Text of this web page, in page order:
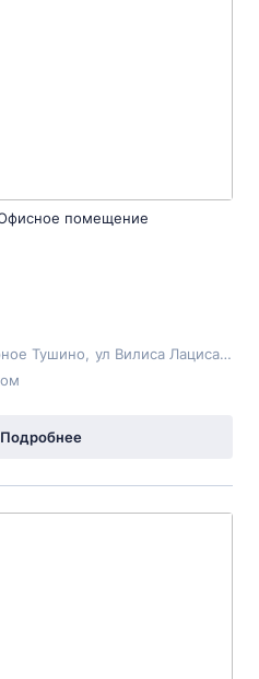
помещение
Тушино ул Вилиса Лациса, 27
Подробнее